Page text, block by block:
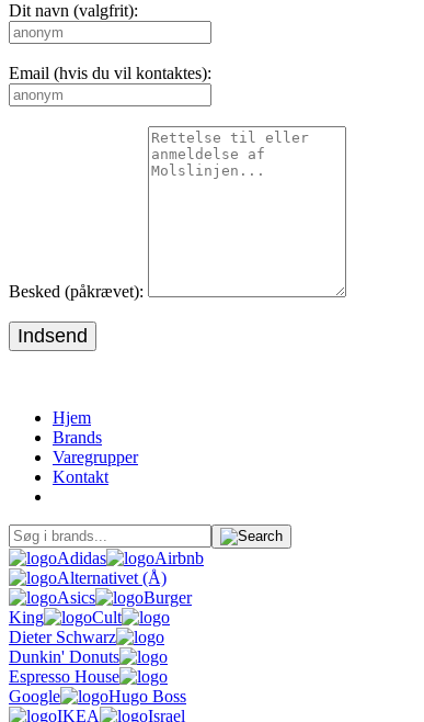
Dit navn (valgfrit):
Email (hvis du vil kontaktes):
Besked (påkrævet):
Indsend
Hjem
Brands
Varegrupper
Kontakt
Adidas
Airbnb
Alternativet (Å)
Asics
Burger
King
Cult
Dieter Schwarz
Dunkin' Donuts
Espresso House
Google
Hugo Boss
IKEA
Israel